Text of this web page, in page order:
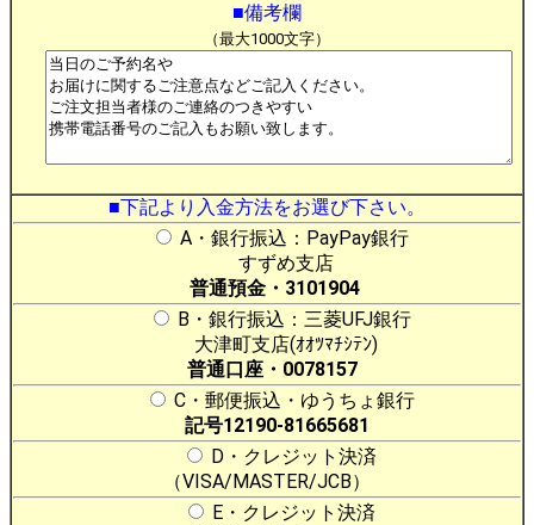
■備考欄
（最大1000文字）
■下記より入金方法をお選び下さい。
A・銀行振込：PayPay銀行
すずめ支店
普通預金・3101904
B・銀行振込：三菱UFJ銀行
大津町支店(ｵｵﾂﾏﾁｼﾃﾝ)
普通口座・0078157
C・郵便振込・ゆうちょ銀行
記号12190-81665681
D・クレジット決済
（VISA/MASTER/JCB）
E・クレジット決済